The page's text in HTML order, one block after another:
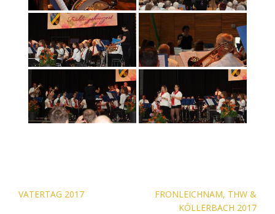
Beitragsnavigation
VATERTAG 2017
FRONLEICHNAM, THW &
KÖLLERBACH 2017